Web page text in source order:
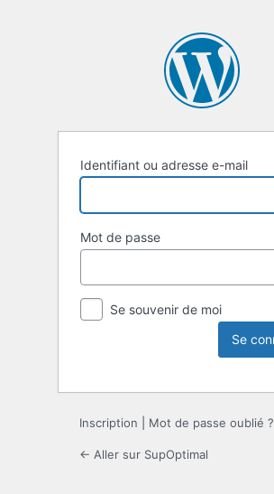
Identifiant ou adresse e-mail
Mot de passe
Se souvenir de moi
Inscription Mot de passe oublié ?
← Aller sur SupOptimal